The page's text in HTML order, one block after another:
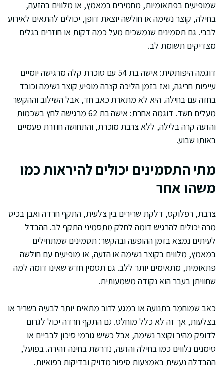
שמופיעים בפתאומיות, מחמירים במאמץ, או מלווים בהזעה,
בחילה, קוצר נשימה או חולשה יוצאת דופן, יכולים להתאים לאירוע
לבבי. גם תסמינים שנמשכים מעל כמה דקות או חוזרים בגלים
מצדיקים תשומת לב.
דוגמה היפותטית: אישה בת 54 עם סוכרת קלה מרגישה יומיים
עייפות חריגה, ואז בזמן הליכה קצרה מופיע קוצר נשימה וכובד
בחזה עם בחילה. היא לא מתארת כאב חד, אבל השילוב וההקשר
מעלים חשד. דוגמה אחרת: אישה בת 62 מרגישה לחץ בשכמות
והזעה קרה בלילה, ללא צרבת מוכרת, והתחושה חוזרת פעמיים
באותו שבוע.
מתי התסמינים יכולים להיראות כמו
משהו אחר
צרבת, רפלוקס, דלקת שרירים בין צלעית, התקף חרדה ואבן בכיס
מרה יכולים להרגיש דומה לחלק מתסמיני התקף לב. ההבדל
לעיתים נמצא בזמן ההופעה ובהקשר: תסמינים שמתחילים
במאמץ, מלווים בקוצר נשימה או הזעה, או מופיעים עם חולשה
פתאומית, מתאימים יותר ללב. גם תסמין חדש שאינו דומה למה
שחוויתן בעבר הוא נקודה משמעותית.
כאב שמוחמר בתנועה או במגע לרוב מתאים יותר לבעיה בשריר או
בצלעות, אך זה לא כלל מוחלט. גם התקף חרדה יכול לגרום
לדופק מהיר וקוצר נשימה, אבל כשיש גורמי סיכון לבביים או
סימנים נלווים כמו בחילה והזעה, נדרשת בחינה זהירה. בפועל,
ההבדלה נעשית באמצעות סיפור מדויק ובדיקות רפואיות.